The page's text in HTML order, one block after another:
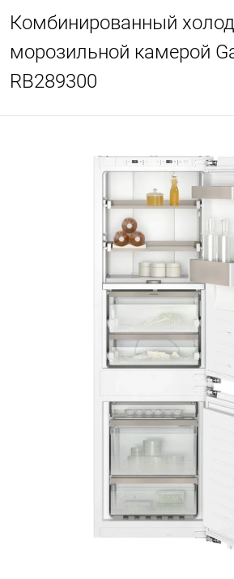
Комбинированный
морозильной камерой
RB289300